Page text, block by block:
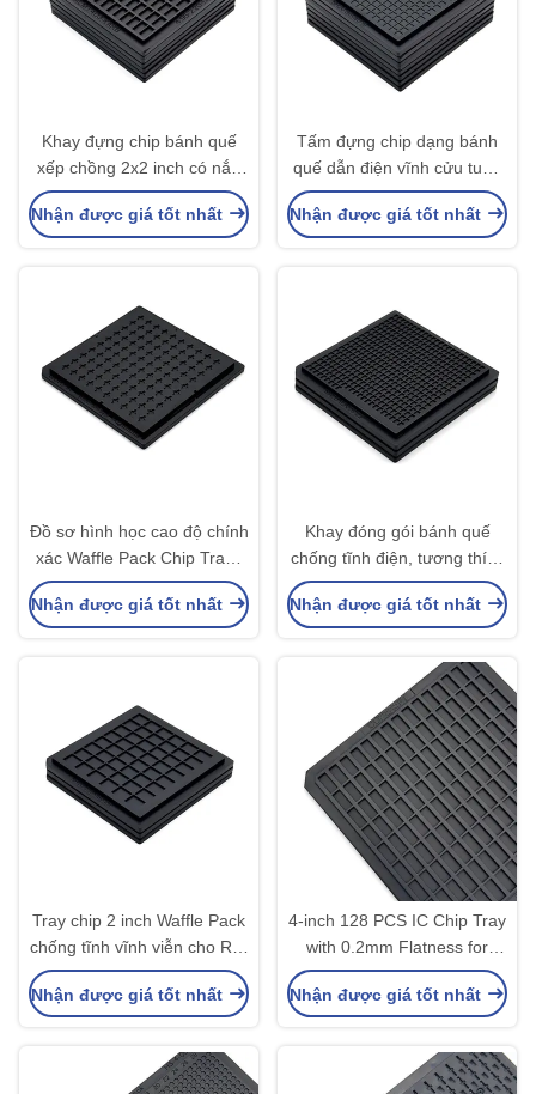
Khay đựng chip bánh quế
xếp chồng 2x2 inch có nắp
đậy an toàn và hệ thống kẹp
Nhận được giá tốt nhất
Tấm đựng chip dạng bánh
quế dẫn điện vĩnh cửu tuân
thủ RoHS để lưu trữ dài hạn
Nhận được giá tốt nhất
Đồ sơ hình học cao độ chính
xác Waffle Pack Chip Trays
cho bảo vệ các thành phần
không chuẩn
Nhận được giá tốt nhất
Khay đóng gói bánh quế
chống tĩnh điện, tương thích
phòng sạch độ tinh khiết
cao, an toàn cho các thiết bị
Nhận được giá tốt nhất
Tray chip 2 inch Waffle Pack
chống tĩnh vĩnh viễn cho R &
D Prototyping và lắp ráp
hàng loạt
Nhận được giá tốt nhất
4-inch 128 PCS IC Chip Tray
with 0.2mm Flatness for
Precision Storage and
Transportation
Nhận được giá tốt nhất